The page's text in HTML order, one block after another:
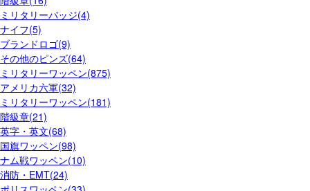
ミリタリーバッジ(4)
ナイフ(5)
ブランドロゴ(9)
その他のピンズ(64)
ミリタリーワッペン(875)
アメリカ六軍(32)
ミリタリーワッペン(181)
階級章(21)
英字・英文(68)
国旗ワッペン(98)
ナム戦ワッペン(10)
消防・EMT(24)